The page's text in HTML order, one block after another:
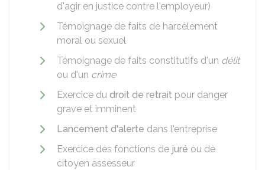
d'agir en justice contre l'employeur)
Témoignage de faits de harcèlement
moral ou sexuel
Témoignage de faits constitutifs d'un délit
ou d'un crime
Exercice du droit de retrait pour danger
grave et imminent
Lancement d'alerte dans l'entreprise
Exercice des fonctions de juré ou de
citoyen assesseur